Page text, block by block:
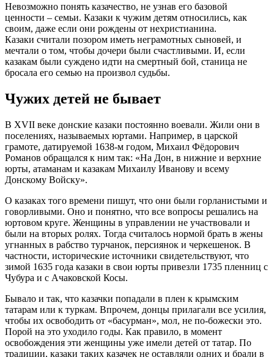
Невозможно понять казачество, не узнав его базовой
ценности – семьи. Казаки к чужим детям относились, как
своим, даже если они рождены от нехристианина.
Казаки считали позором иметь неграмотных сыновей, и
мечтали о том, чтобы дочери были счастливыми. И, если
казакам были суждено идти на смертный бой, станица не
бросала его семью на произвол судьбы.
Чужих детей не бывает
В XVII веке донские казаки постоянно воевали. Жили они в
поселениях, называемых юртами. Например, в царской
грамоте, датируемой 1638-м годом, Михаил Фёдорович
Романов обращался к ним так: «На Дон, в нижние и верхние
юрты, атаманам и казакам Михаилу Иванову и всему
Донскому Войску».
О казаках того времени пишут, что они были горланистыми и
говорливыми. Оно и понятно, что все вопросы решались на
юртовом круге. Женщины в управлении не участвовали и
были на вторых ролях. Тогда считалось нормой брать в жены
угнанных в рабство турчанок, персиянок и черкешенок. В
частности, исторические источники свидетельствуют, что
зимой 1635 года казаки в свои юрты привезли 1735 пленниц с
Чубура и с Ачаковской Косы.
Бывало и так, что казачки попадали в плен к крымским
татарам или к туркам. Впрочем, донцы прилагали все усилия,
чтобы их освободить от «басурман», мол, не по-божески это.
Порой на это уходило годы. Как правило, в момент
освобождения эти женщины уже имели детей от татар. По
традиции, казаки таких казачек не оставляли одних и брали в